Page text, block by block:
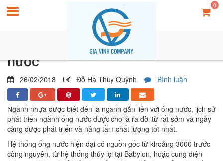
0
Lịch sử phát triển ngành ống
nước
26/02/2018 Đỗ Hà Thúy Quỳnh Bình luận
Ngành nhựa được biết đến là ngành gắn liền với ống nước, lịch sử
phát triển ngành ống nước được cho là ra đời từ rất sớm và ngày
càng được phát triển và nâng tầm chất lượng tốt nhất.
Hệ thống ống nước hiện đại có nguồn gốc từ khoảng 3000 trước
công nguyên, từ hệ thống thủy lợi tại Babylon, hoặc cung điện